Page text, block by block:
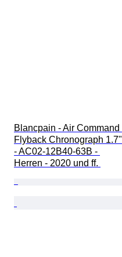
Blancpain - Air Command
Flyback Chronograph 1.7"
- AC02-12B40-63B -
Herren - 2020 und ff.